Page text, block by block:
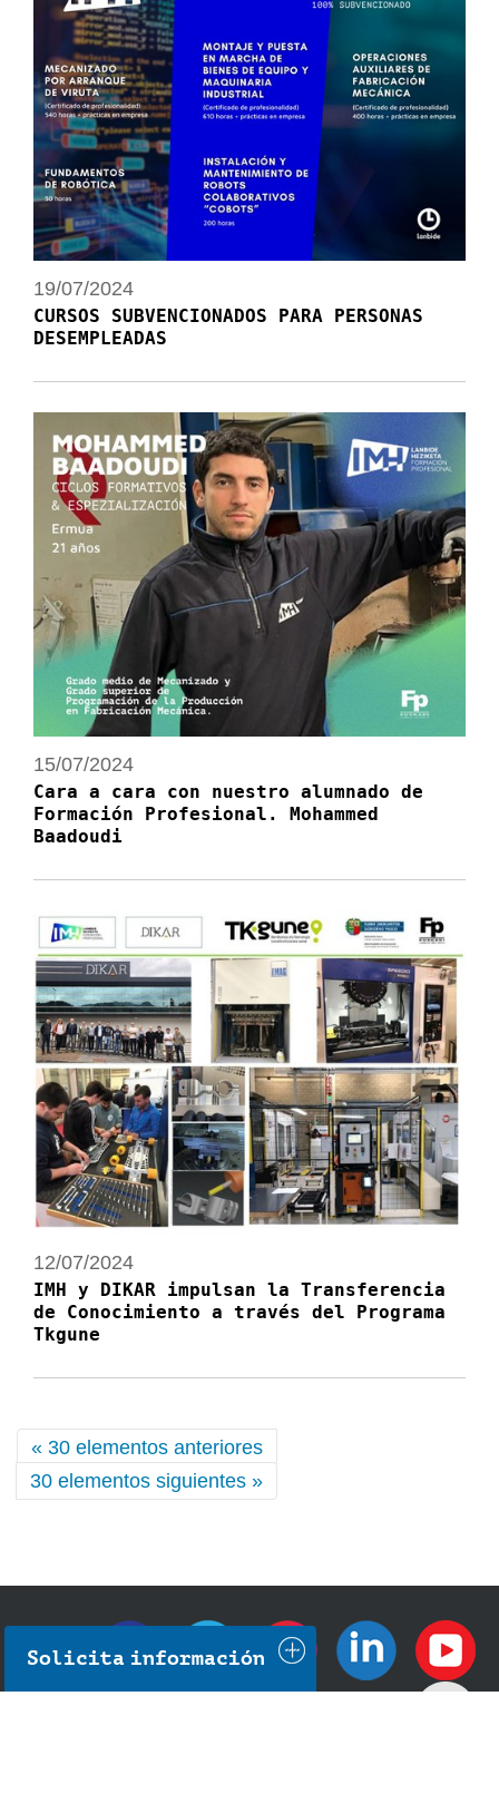
19/07/2024
CURSOS SUBVENCIONADOS PARA PERSONAS
DESEMPLEADAS
15/07/2024
Cara a cara con nuestro alumnado de
Formación Profesional. Mohammed
Baadoudi
12/07/2024
IMH y DIKAR impulsan la Transferencia
de Conocimiento a través del Programa
Tkgune
« 30 elementos anteriores
30 elementos siguientes »
Solicita información